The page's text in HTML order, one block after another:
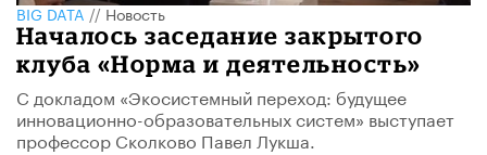
BIG DATA//Новость
Началось заседание закрытого
клуба «Норма и деятельность»
С докладом «Экосистемный переход: будущее
инновационно-образовательных систем» выступает
профессор Сколково Павел Лукша.